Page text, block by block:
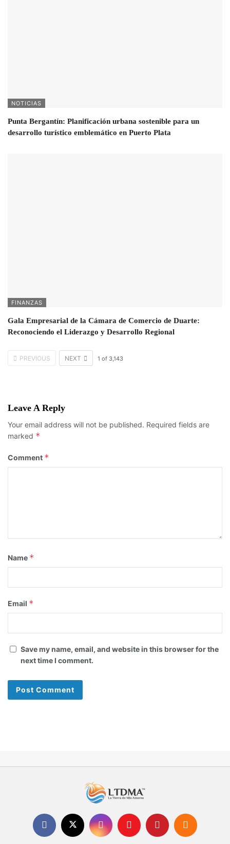
NOTICIAS
Punta Bergantín: Planificación urbana sostenible para un
desarrollo turístico emblemático en Puerto Plata
FINANZAS
Gala Empresarial de la Cámara de Comercio de Duarte:
Reconociendo el Liderazgo y Desarrollo Regional
PREVIOUS NEXT 1 of 3,143
Leave A Reply
Your email address will not be published. Required fields are
marked *
Comment *
Name *
Email *
Save my name, email, and website in this browser for the
next time I comment.